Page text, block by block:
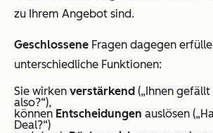
zu Ihrem Angebot sind.
Geschlossene Fragen dagegen
unterschiedliche Funktionen:
Sie wirken verstärkend („Ihnen
also?“),
können Entscheidungen auslösen (
Deal?“)